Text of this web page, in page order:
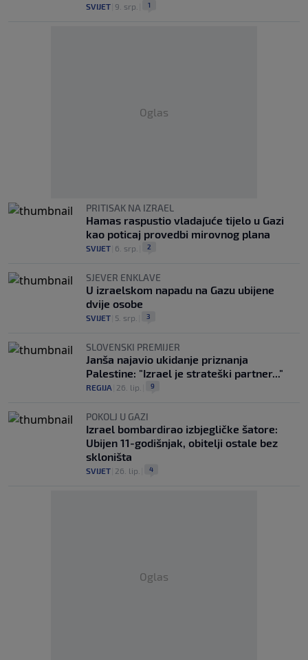
SVIJET 9. srp. 1
Oglas
PRITISAK NA IZRAEL
Hamas raspustio vladajuće tijelo u Gazi
kao poticaj provedbi mirovnog plana
SVIJET 6. srp. 2
SJEVER ENKLAVE
U izraelskom napadu na Gazu ubijene
dvije osobe
SVIJET 5. srp. 3
SLOVENSKI PREMIJER
Janša najavio ukidanje priznanja
Palestine: "Izrael je strateški partner..."
REGIJA 26. lip. 9
POKOLJ U GAZI
Izrael bombardirao izbjegličke šatore:
Ubijen 11-godišnjak, obitelji ostale bez
skloništa
SVIJET 26. lip. 4
Oglas